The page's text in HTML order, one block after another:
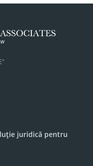
juridică pentru